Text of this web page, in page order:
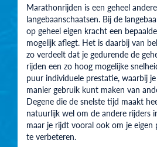
Marathonrijden is een geheel
langebaanschaatsen. Bij de
op geheel eigen kracht een
mogelijk aflegt. Het is daarbij van
zo verdeelt dat je gedurende de
rijden een zo hoog mogelijke
puur individuele prestatie, waarbij
manier gebruik kunt maken van
Degene die de snelste tijd maakt
natuurlijk wel om de andere rijders
maar je rijdt vooral ook om je eigen
te verbeteren.